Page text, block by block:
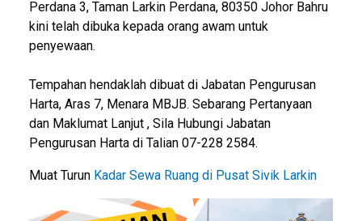
Perdana 3, Taman Larkin Perdana, 80350 Johor Bahru
kini telah dibuka kepada orang awam untuk
penyewaan.
Tempahan hendaklah dibuat di Jabatan Pengurusan
Harta, Aras 7, Menara MBJB. Sebarang Pertanyaan
dan Maklumat Lanjut , Sila Hubungi Jabatan
Pengurusan Harta di Talian 07-228 2584.
Muat Turun Kadar Sewa Ruang di Pusat Sivik Larkin